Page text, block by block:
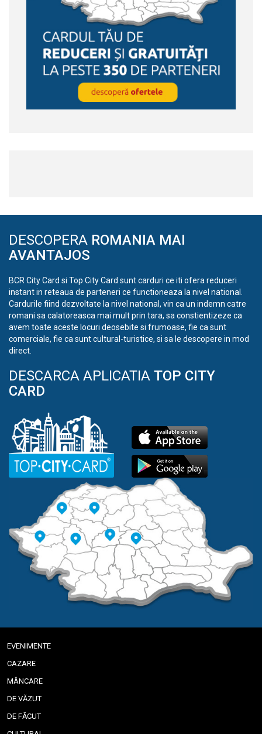
DESCOPERA ROMANIA MAI
AVANTAJOS
BCR City Card si Top City Card sunt carduri ce iti ofera reduceri
instant in reteaua de parteneri ce functioneaza la nivel national.
Cardurile fiind dezvoltate la nivel national, vin ca un indemn catre
romani sa calatoreasca mai mult prin tara, sa constientizeze ca
avem toate aceste locuri deosebite si frumoase, fie ca sunt
comerciale, fie ca sunt cultural-turistice, si sa le descopere in mod
direct.
DESCARCA APLICATIA TOP CITY
CARD
EVENIMENTE
CAZARE
MÂNCARE
DE VĂZUT
DE FĂCUT